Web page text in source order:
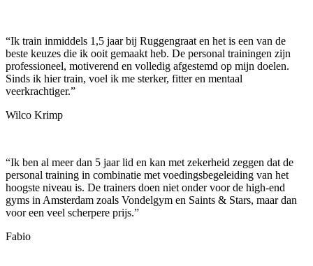
“Ik train inmiddels 1,5 jaar bij Ruggengraat en het is een van de
beste keuzes die ik ooit gemaakt heb. De personal trainingen zijn
professioneel, motiverend en volledig afgestemd op mijn doelen.
Sinds ik hier train, voel ik me sterker, fitter en mentaal
veerkrachtiger.”
Wilco Krimp
“Ik ben al meer dan 5 jaar lid en kan met zekerheid zeggen dat de
personal training in combinatie met voedingsbegeleiding van het
hoogste niveau is. De trainers doen niet onder voor de high-end
gyms in Amsterdam zoals Vondelgym en Saints & Stars, maar dan
voor een veel scherpere prijs.”
Fabio